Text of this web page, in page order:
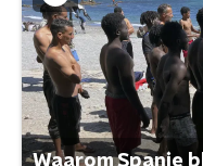
Waarom Spanje